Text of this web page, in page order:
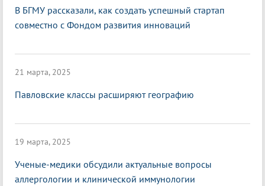
В БГМУ рассказали, как создать успешный стартап
совместно с Фондом развития инноваций
21 марта, 2025
Павловские классы расширяют географию
19 марта, 2025
Ученые-медики обсудили актуальные вопросы
аллергологии и клинической иммунологии